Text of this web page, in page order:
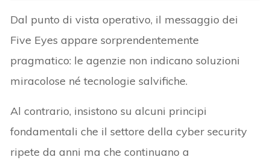
Dal punto di vista operativo, il messaggio dei
Five Eyes appare sorprendentemente
pragmatico: le agenzie non indicano soluzioni
miracolose né tecnologie salvifiche.
Al contrario, insistono su alcuni principi
fondamentali che il settore della cyber security
ripete da anni ma che continuano a